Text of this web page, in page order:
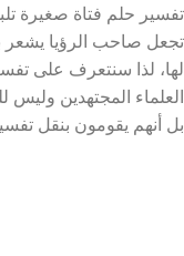
تفسير حلم فتاة صغيرة
تجعل صاحب الرؤيا
لها، لذا سنتعرف على
العلماء المجتهدين
بل أنهم يقومون بنقل